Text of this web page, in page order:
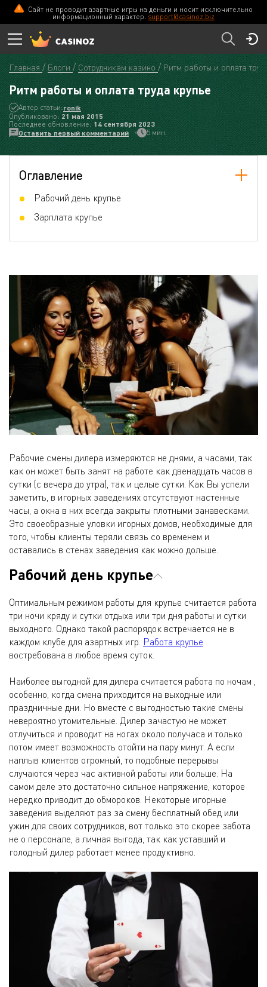
Сайт не проводит азартные игры на деньги и носит исключительно
информационный характер. support@casinoz.biz
Главная Блоги Сотрудникам казино Ритм работы и оплата
Ритм работы и оплата труда крупье
Автор статьи:ronik
Опубликовано:21 мая 2015
Последнее обновление:14 сентября 2023
Оставить первый комментарий
5 мин.
Оглавление
Рабочий день крупье
Зарплата крупье
Рабочие смены дилера измеряются не днями, а часами, так
как он может быть занят на работе как двенадцать часов в
сутки (с вечера до утра), так и целые сутки. Как Вы успели
заметить, в игорных заведениях отсутствуют настенные
часы, а окна в них всегда закрыты плотными занавесками.
Это своеобразные уловки игорных домов, необходимые для
того, чтобы клиенты теряли связь со временем и
оставались в стенах заведения как можно дольше.
Рабочий день крупье
Оптимальным режимом работы для крупье считается работа
три ночи кряду и сутки отдыха или три дня работы и сутки
выходного. Однако такой распорядок встречается не в
каждом клубе для азартных игр. Работа крупье
востребована в любое время суток.
Наиболее выгодной для дилера считается работа по ночам ,
особенно, когда смена приходится на выходные или
праздничные дни. Но вместе с выгодностью такие смены
невероятно утомительные. Дилер зачастую не может
отлучиться и проводит на ногах около получаса и только
потом имеет возможность отойти на пару минут. А если
наплыв клиентов огромный, то подобные перерывы
случаются через час активной работы или больше. На
самом деле это достаточно сильное напряжение, которое
нередко приводит до обмороков. Некоторые игорные
заведения выделяют раз за смену бесплатный обед или
ужин для своих сотрудников, вот только это скорее забота
не о персонале, а личная выгода, так как уставший и
голодный дилер работает менее продуктивно.